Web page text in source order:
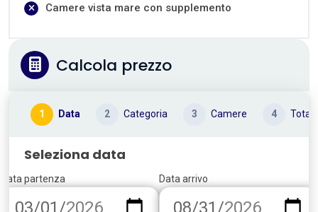
Camere vista mare con supplemento
Calcola prezzo
1 Data 2 Categoria 3 Camere 4 Totale
Seleziona data
Data partenza Data arrivo